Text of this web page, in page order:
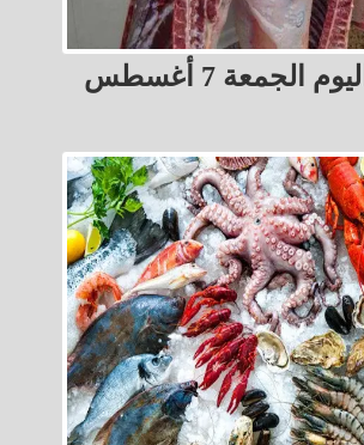
أسعار اللحوم اليوم الجمعة 7 أغسطس